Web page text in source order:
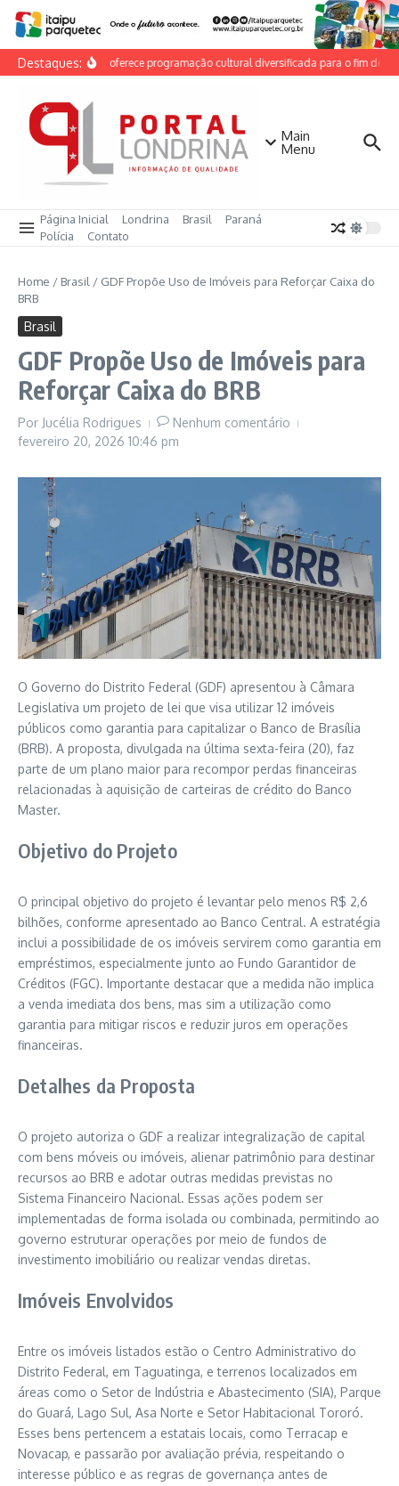
Ir para o conteúdo
Destaques:Londrina oferece programação cultural diversificada para o fim de
Main
Menu
Página Inicial Londrina Brasil
Paraná
Polícia
Contato
Home / Brasil / GDF Propõe Uso de Imóveis para Reforçar Caixa do
BRB
Brasil
GDF Propõe Uso de Imóveis para
Reforçar Caixa do BRB
Por Jucélia Rodrigues
Nenhum comentário
fevereiro 20, 2026 10:46 pm
O Governo do Distrito Federal (GDF) apresentou à Câmara
Legislativa um projeto de lei que visa utilizar 12 imóveis
públicos como garantia para capitalizar o Banco de Brasília
(BRB). A proposta, divulgada na última sexta-feira (20), faz
parte de um plano maior para recompor perdas financeiras
relacionadas à aquisição de carteiras de crédito do Banco
Master.
Objetivo do Projeto
O principal objetivo do projeto é levantar pelo menos R$ 2,6
bilhões, conforme apresentado ao Banco Central. A estratégia
inclui a possibilidade de os imóveis servirem como garantia em
empréstimos, especialmente junto ao Fundo Garantidor de
Créditos (FGC). Importante destacar que a medida não implica
a venda imediata dos bens, mas sim a utilização como
garantia para mitigar riscos e reduzir juros em operações
financeiras.
Detalhes da Proposta
O projeto autoriza o GDF a realizar integralização de capital
com bens móveis ou imóveis, alienar patrimônio para destinar
recursos ao BRB e adotar outras medidas previstas no
Sistema Financeiro Nacional. Essas ações podem ser
implementadas de forma isolada ou combinada, permitindo ao
governo estruturar operações por meio de fundos de
investimento imobiliário ou realizar vendas diretas.
Imóveis Envolvidos
Entre os imóveis listados estão o Centro Administrativo do
Distrito Federal, em Taguatinga, e terrenos localizados em
áreas como o Setor de Indústria e Abastecimento (SIA), Parque
do Guará, Lago Sul, Asa Norte e Setor Habitacional Tororó.
Esses bens pertencem a estatais locais, como Terracap e
Novacap, e passarão por avaliação prévia, respeitando o
interesse público e as regras de governança antes de